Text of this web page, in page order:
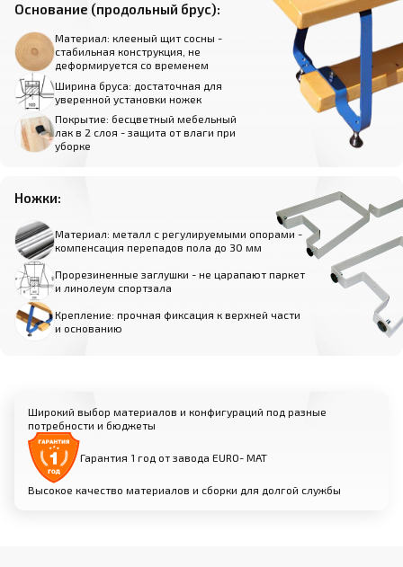
Основание (продольный брус):
Материал: клееный щит сосны -
стабильная конструкция, не
деформируется со временем
Ширина бруса: достаточная для
уверенной установки ножек
Покрытие: бесцветный мебельный
лак в 2 слоя - защита от влаги при
уборке
Ножки:
Материал: металл с регулируемыми опорами -
компенсация перепадов пола до 30 мм
Прорезиненные заглушки - не царапают паркет
и линолеум спортзала
Крепление: прочная фиксация к верхней части
и основанию
Широкий выбор материалов и конфигураций под разные
потребности и бюджеты
Гарантия 1 год от завода EURO- МАТ
Высокое качество материалов и сборки для долгой службы